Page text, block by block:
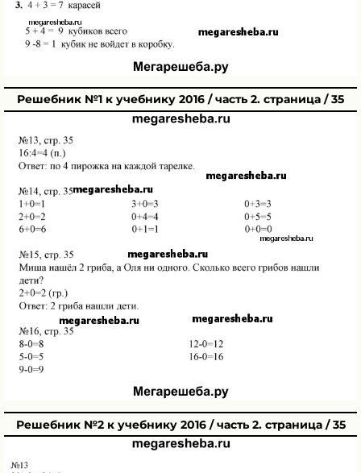
Решебник №1 к учебнику 2016 / часть 2. страница / 35
Решебник №2 к учебнику 2016 / часть 2. страница / 35